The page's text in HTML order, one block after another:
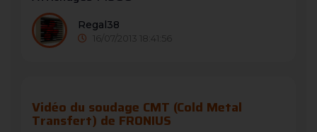
Regal38
16/07/2013 18:41:56
Vidéo du soudage CMT (Cold Metal
Transfert) de FRONIUS